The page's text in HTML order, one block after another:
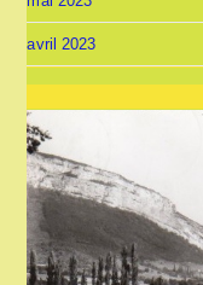
avril 2023